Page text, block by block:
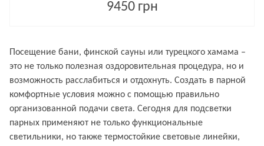
9450 грн
Посещение бани, финской сауны или турецкого хамама –
это не только полезная оздоровительная процедура, но и
возможность расслабиться и отдохнуть. Создать в парной
комфортные условия можно с помощью правильно
организованной подачи света. Сегодня для подсветки
парных применяют не только функциональные
светильники, но также термостойкие световые линейки,